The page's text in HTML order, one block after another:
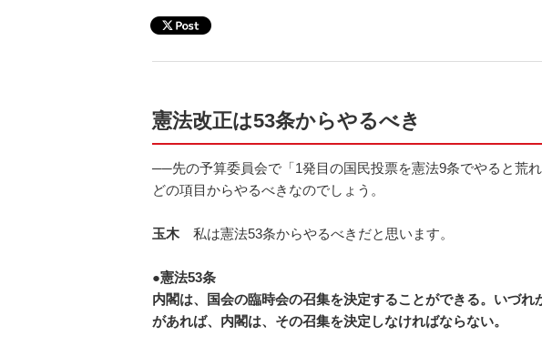
憲法改正は53条からやるべき
──先の予算委員会で「1発目の国民投票を憲法9条でやると荒
どの項目からやるべきなのでしょう。
玉木私は憲法53条からやるべきだと思います。
●憲法53条
内閣は、国会の臨時会の召集を決定することができる。いづ
があれば、内閣は、その召集を決定しなければならない。